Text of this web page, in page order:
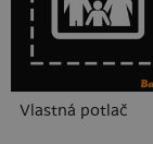
Vlastná potlač